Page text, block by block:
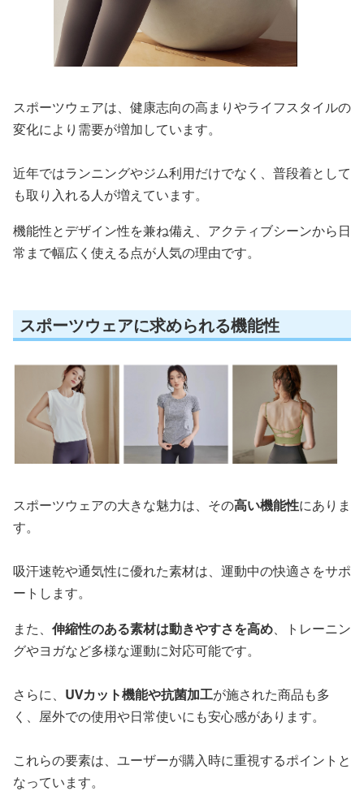
スポーツウェアは、健康志向の高まりやライフスタイルの
変化により需要が増加しています。
近年ではランニングやジム利用だけでなく、普段着として
も取り入れる人が増えています。
機能性とデザイン性を兼ね備え、アクティブシーンから日
常まで幅広く使える点が人気の理由です。
スポーツウェアに求められる機能性
スポーツウェアの大きな魅力は、その高い機能性にありま
す。
吸汗速乾や通気性に優れた素材は、運動中の快適さをサポ
ートします。
また、 伸縮性のある素材は動きやすさを高め、トレーニン
グやヨガなど多様な運動に対応可能です。
さらに、 UVカット機能や抗菌加工が施された商品も多
く、屋外での使用や日常使いにも安心感があります。
これらの要素は、ユーザーが購入時に重視するポイントと
なっています。